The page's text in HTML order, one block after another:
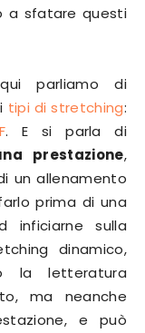
a sfatare questi
parliamo di
tipi di stretching:
. E si parla di
prestazione,
un allenamento
prima di una
inficiarne sulla
dinamico,
la letteratura
ma neanche
e può